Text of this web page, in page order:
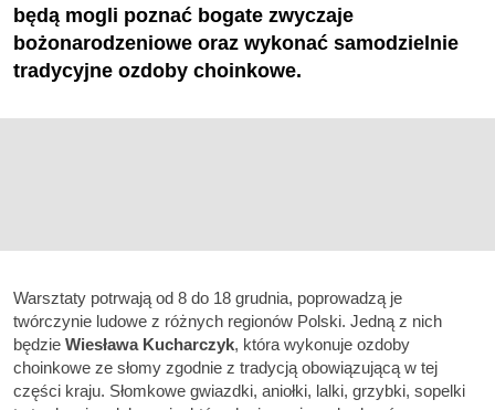
będą mogli poznać bogate zwyczaje
bożonarodzeniowe oraz wykonać samodzielnie
tradycyjne ozdoby choinkowe.
Warsztaty potrwają od 8 do 18 grudnia, poprowadzą je
twórczynie ludowe z różnych regionów Polski. Jedną z nich
będzie Wiesława Kucharczyk, która wykonuje ozdoby
choinkowe ze słomy zgodnie z tradycją obowiązującą w tej
części kraju. Słomkowe gwiazdki, aniołki, lalki, grzybki, sopelki